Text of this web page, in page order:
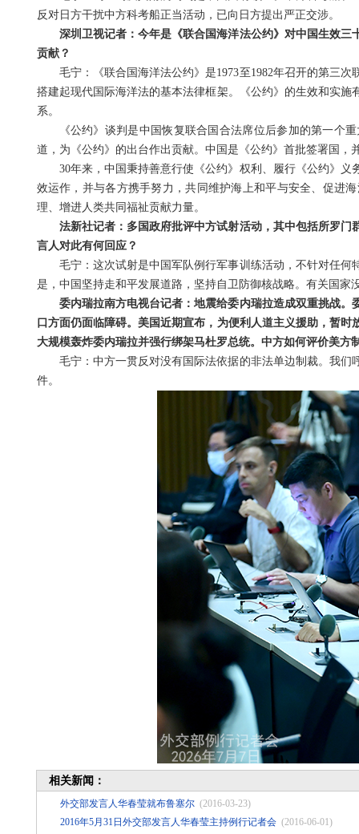
反对日方干扰中方科考船正当活动，已向日方提出严正交涉。
深圳卫视记者：今年是《联合国海洋法公约》对中国生效
贡献？
毛宁：《联合国海洋法公约》是1973至1982年召开的第三
搭建起现代国际海洋法的基本法律框架。《公约》的生效和实
系。
《公约》谈判是中国恢复联合国合法席位后参加的第一个
道，为《公约》的出台作出贡献。中国是《公约》首批签署国，
30年来，中国秉持善意行使《公约》权利、履行《公约》
效运作，并与各方携手努力，共同维护海上和平与安全、促进
理、增进人类共同福祉贡献力量。
法新社记者：多国政府批评中方试射活动，其中包括所罗
言人对此有何回应？
毛宁：这次试射是中国军队例行军事训练活动，不针对任
是，中国坚持走和平发展道路，坚持自卫防御核战略。有关国家
委内瑞拉南方电视台记者：地震给委内瑞拉造成双重挑战
口方面仍面临障碍。美国近期宣布，为便利人道主义援助，暂
大规模轰炸委内瑞拉并强行绑架马杜罗总统。中方如何评价美方
毛宁：中方一贯反对没有国际法依据的非法单边制裁。我
件。
相关新闻：
外交部发言人华春莹就布鲁塞尔 (2016-03-23)
2016年5月31日外交部发言人华春莹主持例行记者会 (2016-06-01)